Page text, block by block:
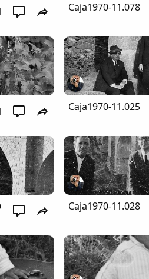
Caja1970-11.078
Caja1970-11.025
Caja1970-11.028